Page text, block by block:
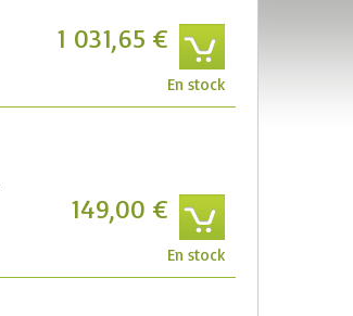
En stock
1 031,65 €
En stock
149,00 €